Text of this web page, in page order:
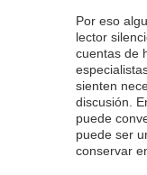
Por eso
lector
cuentas de
sienten
discusión.
puede
puede ser
conservar